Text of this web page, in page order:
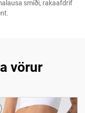
smíði, rakaafdrif
vörur